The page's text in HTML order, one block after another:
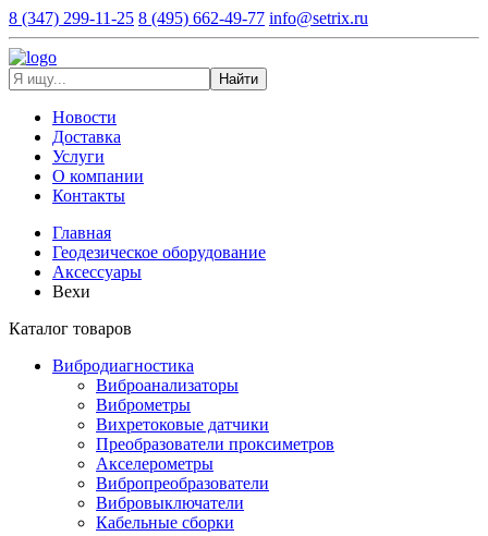
8 (347) 299-11-25 8 (495) 662-49-77 info@setrix.ru
Найти
Новости
Доставка
Услуги
О компании
Контакты
Главная
Геодезическое оборудование
Аксессуары
Вехи
Каталог товаров
Вибродиагностика
Виброанализаторы
Виброметры
Вихретоковые датчики
Преобразователи проксиметров
Акселерометры
Вибропреобразователи
Вибровыключатели
Кабельные сборки